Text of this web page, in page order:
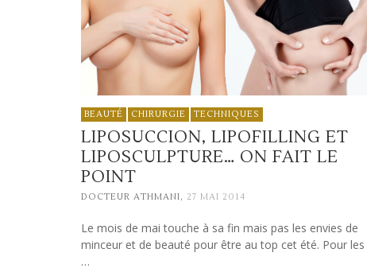
BEAUTÉ CHIRURGIE TECHNIQUES
LIPOSUCCION, LIPOFILLING ET
LIPOSCULPTURE… ON FAIT LE
POINT
DOCTEUR ATHMANI, 27 MAI 2014
Le mois de mai touche à sa fin mais pas les envies de
minceur et de beauté pour être au top cet été. Pour les
…